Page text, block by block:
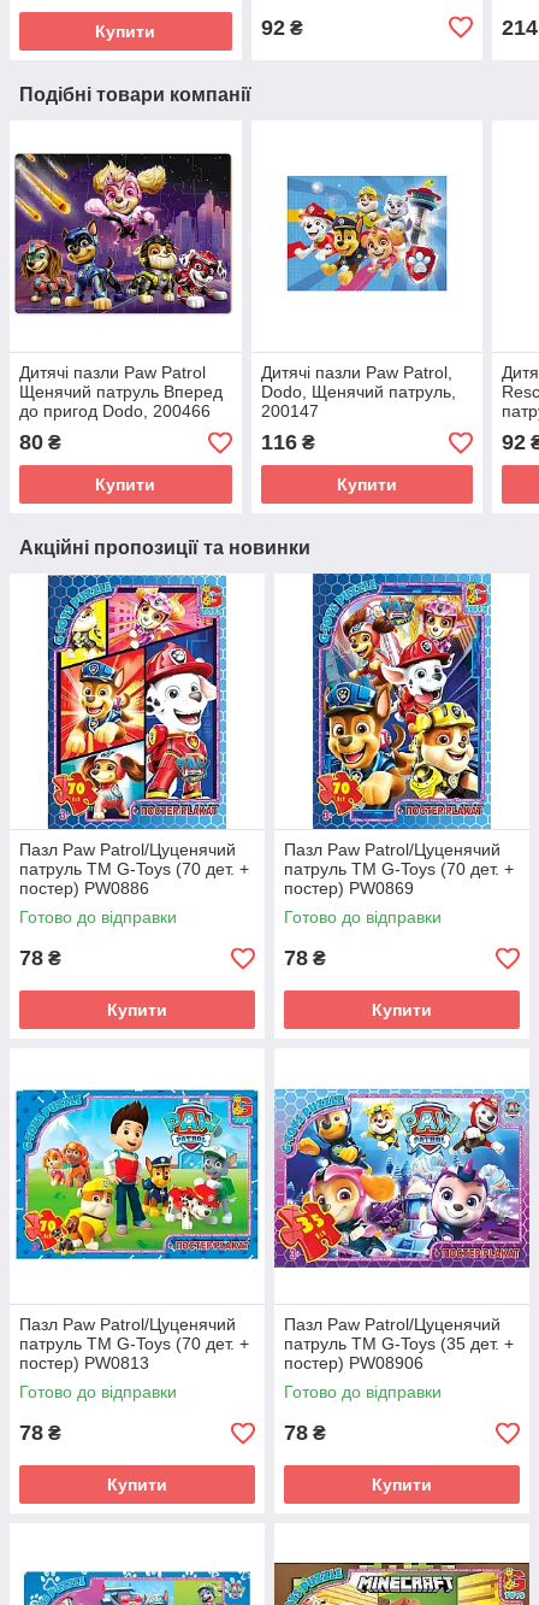
Купити 92₴ 214
Подібні товари компанії
Дитячі пазли Paw Patrol
Щенячий патруль Вперед
до пригод Dodo, 200466
80 ₴
Купити
Дитячі пазли Paw Patrol,
Dodo, Щенячий патруль,
200147
116₴
Купити
92
Акційні пропозиції та новинки
Пазл Paw Patrol/Цуценячий
патруль ТМ G-Toys (70 дет. +
постер) PW0886
Готово до відправки
78 ₴
Купити
Пазл Paw Patrol/Цуценячий
патруль ТМ G-Toys (70 дет. +
постер) PW0869
Готово до відправки
78 ₴
Купити
Пазл Paw Patrol/Цуценячий
патруль ТМ G-Toys (70 дет. +
постер) PW0813
Готово до відправки
78 ₴
Купити
Пазл Paw Patrol/Цуценячий
патруль ТМ G-Toys (35 дет. +
постер) PW08906
Готово до відправки
78 ₴
Купити